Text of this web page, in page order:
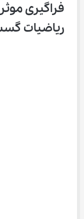
فراگیری
ریاضیات